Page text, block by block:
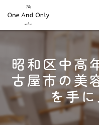
昭和区中高
古屋市の美
を手